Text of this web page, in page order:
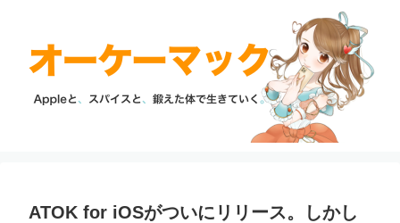
ATOK for iOSがついにリリース。しかし